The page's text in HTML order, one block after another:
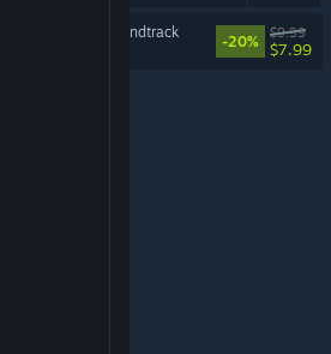
Arise Original Soundtrack
-20%
$9.99
$7.99